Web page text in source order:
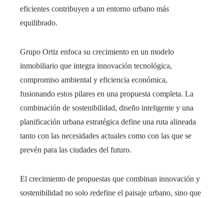
eficientes contribuyen a un entorno urbano más
equilibrado.
Grupo Ortiz enfoca su crecimiento en un modelo
inmobiliario que integra innovación tecnológica,
compromiso ambiental y eficiencia económica,
fusionando estos pilares en una propuesta completa. La
combinación de sostenibilidad, diseño inteligente y una
planificación urbana estratégica define una ruta alineada
tanto con las necesidades actuales como con las que se
prevén para las ciudades del futuro.
El crecimiento de propuestas que combinan innovación y
sostenibilidad no solo redefine el paisaje urbano, sino que